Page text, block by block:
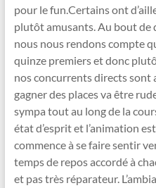
pour le fun.Certains ont
plutôt amusants. Au bout de
nous nous rendons compte
quinze premiers et donc
nos concurrents directs sont
gagner des places va être
sympa tout au long de la
état d’esprit et l’animation
commence à se faire sentir
temps de repos accordé à
et pas très réparateur.